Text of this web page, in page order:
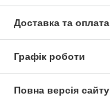
Доставка та оплата
Графік роботи
Повна версія сайту